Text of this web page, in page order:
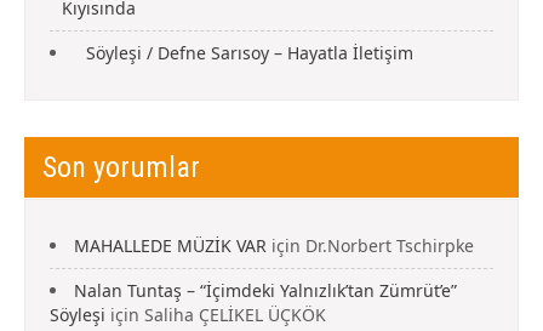
Kıyısında
Söyleşi / Defne Sarısoy – Hayatla İletişim
Son yorumlar
MAHALLEDE MÜZİK VAR için Dr.Norbert Tschirpke
Nalan Tuntaş – “İçimdeki Yalnızlık’tan Zümrüt’e”
Söyleşi için Saliha ÇELİKEL ÜÇKÖK